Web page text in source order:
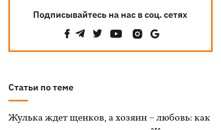
Подписывайтесь на нас в соц. сетях
Статьи по теме
Жулька ждет щенков, а хозяин – любовь: как